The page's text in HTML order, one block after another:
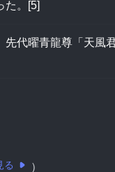
た。[5]
代曜青龍尊「天
る
）